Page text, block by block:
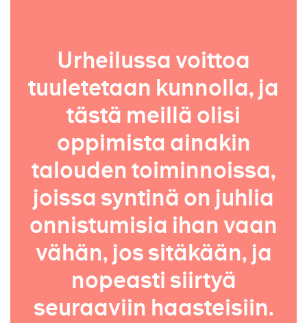
Urheilussa voittoa
tuuletetaan kunnolla, ja
tästä meillä olisi
oppimista ainakin
talouden toiminnoissa,
joissa syntinä on juhlia
onnistumisia ihan vaan
vähän, jos sitäkään, ja
nopeasti siirtyä
seuraaviin haasteisiin.